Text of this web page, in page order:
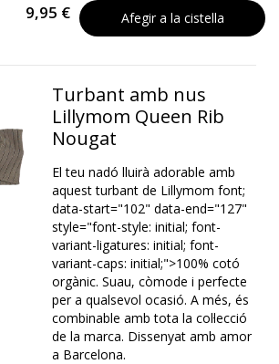
9,95 € Afegir a la cistella
Turbant amb nus
Lillymom Queen Rib
Nougat
El teu nadó lluirà adorable amb
aquest turbant de Lillymom font;
data-start="102" data-end="127"
style="font-style: initial; font-
variant-ligatures: initial; font-
variant-caps: initial;">100% cotó
orgànic. Suau, còmode i perfecte
per a qualsevol ocasió. A més, és
combinable amb tota la col·lecció
de la marca. Dissenyat amb amor
a Barcelona.